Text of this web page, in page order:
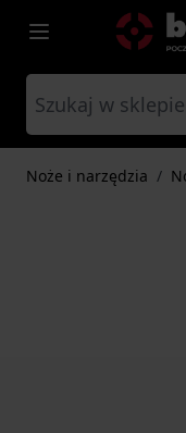
Przejdź do treści
Noże i narzędzia /